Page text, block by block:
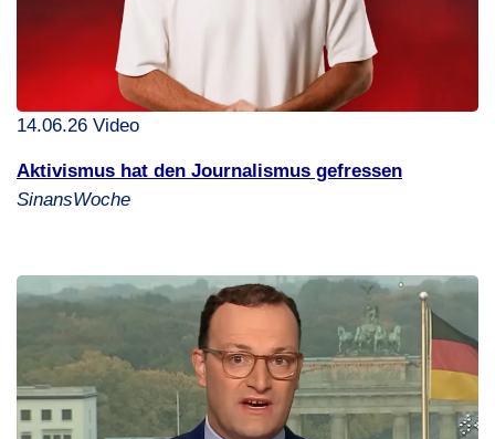
14.06.26 Video
Aktivismus hat den Journalismus gefressen
SinansWoche